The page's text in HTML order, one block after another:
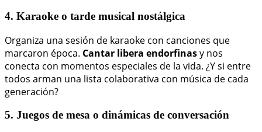
4. Karaoke o tarde musical nostálgica
Organiza una sesión de karaoke con canciones que
marcaron época. Cantar libera endorfinasy nos
conecta con momentos especiales de la vida. ¿Y si entre
todos arman una lista colaborativa con música de cada
generación?
5. Juegos de mesa o dinámicas de conversación